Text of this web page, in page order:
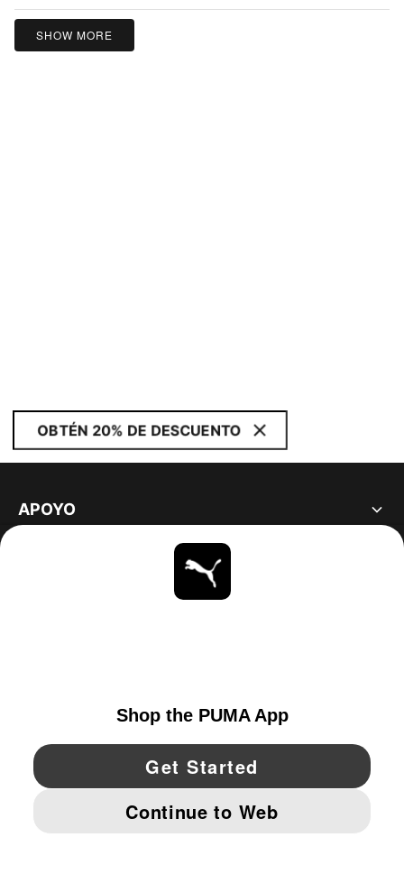
SHOW MORE
OBTÉN 20% DE DESCUENTO
APOYO
YouTube Twitter Pinterest
IMPRINT AND LEGAL DATA